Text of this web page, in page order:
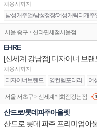
채용시까지
남성캐주얼/남성정장/여성캐릭터캐
서울 중구 > 신라면세점서울점
EHRE
채용시까지
디자이너브랜드 영컨템포러리 여
서울 서초구 > 신세계백화점강남점
산드로/롯데파주아울렛
산드로 롯데 파주 프리미엄아